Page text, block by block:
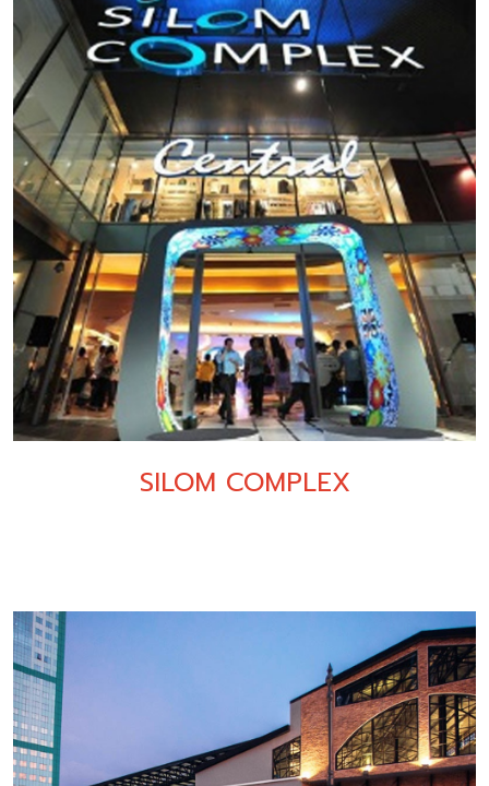
SILOM COMPLEX